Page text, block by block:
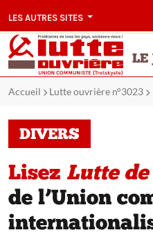
LES AUTRES SITES
LE
Accueil Lutte ouvrière n°3023
DIVERS
Lisez Lutte de
de l’Union